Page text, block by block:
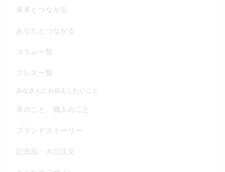
未来とつながる
あなたとつながる
コラム一覧
プレス一覧
みなさんにお伝えしたいこと
革のこと、職人のこと
ブランドストーリー
記念品・大口注文